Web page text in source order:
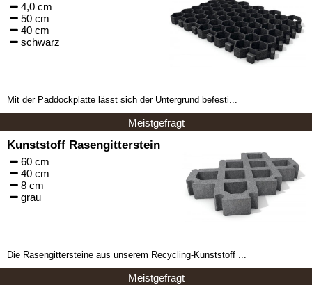
4,0 cm
50 cm
40 cm
schwarz
Mit der Paddockplatte lässt sich der Untergrund befesti...
Meistgefragt
Kunststoff Rasengitterstein
60 cm
40 cm
8 cm
grau
Die Rasengittersteine aus unserem Recycling-Kunststoff ...
Meistgefragt